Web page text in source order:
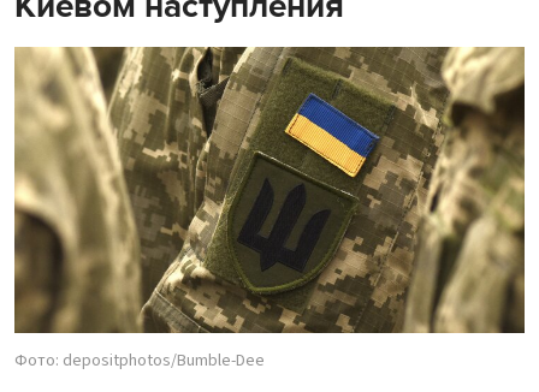
Фото: depositphotos/Bumble-Dee